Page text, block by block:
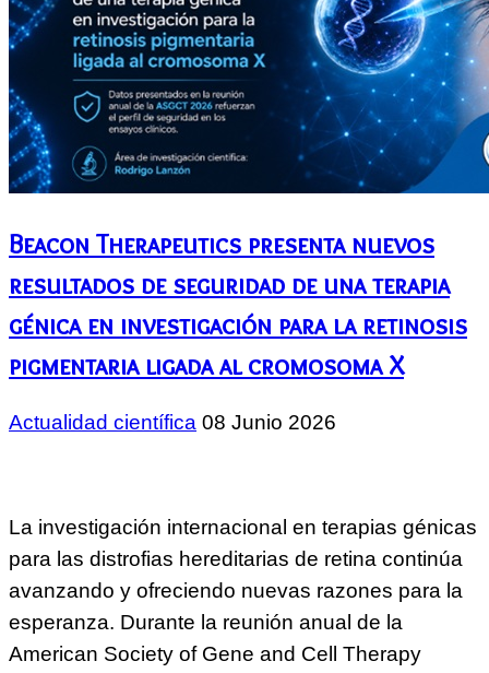
Beacon Therapeutics presenta nuevos
resultados de seguridad de una terapia
génica en investigación para la retinosis
pigmentaria ligada al cromosoma X
Actualidad científica 08 Junio 2026
La investigación internacional en terapias génicas
para las distrofias hereditarias de retina continúa
avanzando y ofreciendo nuevas razones para la
esperanza. Durante la reunión anual de la
American Society of Gene and Cell Therapy